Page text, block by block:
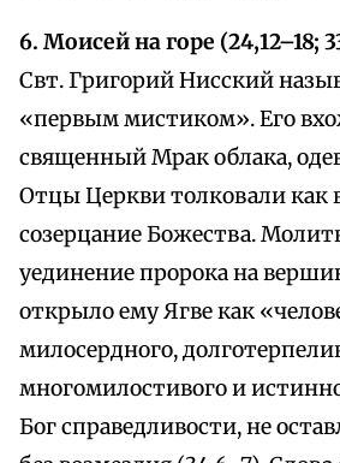
6. Моисей на горе (24,12–18;
Свт. Григорий Нисский
«первым мистиком». Его
священный Мрак облака,
Отцы Церкви толковали как
созерцание Божества.
уединение пророка на
открыло ему Ягве как
милосердного,
многомилостивого и
Бог справедливости, не